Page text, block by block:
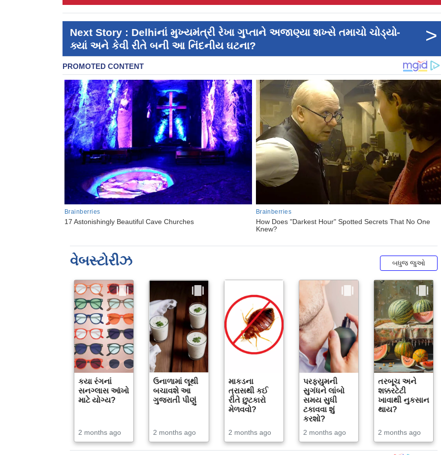
Next Story : Delhiનાં મુખ્યમંત્રી રેખા ગુપ્તાને અજાણ્યા શખ્સે તમાચો ચોડ્યો-
ક્યાં અને કેવી રીતે બની આ નિંદનીય ઘટના?
>
વેબસ્ટોરીઝ બધુજ જુઓ
કયા રંગનાં
સનગ્લાસ આંખો
માટે યોગ્ય?
2 months ago
ઉનાળામાં લૂથી
બચાવશે આ
ગુજરાતી પીણું
2 months ago
માકડના
ત્રાસથી કઈ
રીતે છુટકારો
મેળવવો?
2 months ago
પરફ્યુમની
સુગંધને લાંબો
સમય સુધી
ટકાવવા શું
કરશો?
2 months ago
તરબૂચ અને
શક્કરટેટી
ખાવાથી નુકસાન
થાય?
2 months ago